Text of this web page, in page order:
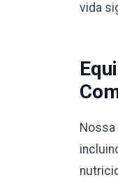
vida